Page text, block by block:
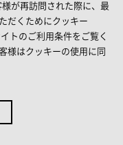
が再訪問された際に、最
だくためにクッキー
トのご利用条件をご覧く
様はクッキーの使用に同